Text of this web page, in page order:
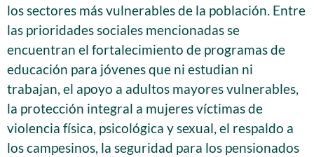
los sectores más vulnerables de la población. Entre
las prioridades sociales mencionadas se
encuentran el fortalecimiento de programas de
educación para jóvenes que ni estudian ni
trabajan, el apoyo a adultos mayores vulnerables,
la protección integral a mujeres víctimas de
violencia física, psicológica y sexual, el respaldo a
los campesinos, la seguridad para los pensionados